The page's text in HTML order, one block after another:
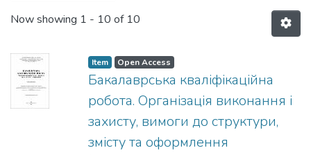
Now showing 1 - 10 of 10
Item Open Access
Бакалаврська кваліфікаційна
робота. Організація виконання і
захисту, вимоги до структури,
змісту та оформлення